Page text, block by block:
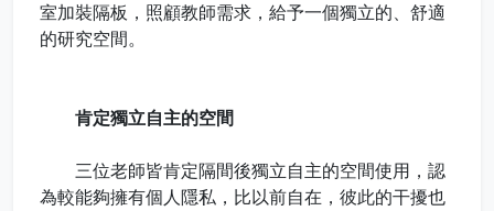
室加裝隔板，照顧教師需求，給予一個獨立的、舒適
的研究空間。
肯定獨立自主的空間
三位老師皆肯定隔間後獨立自主的空間使用，認
為較能夠擁有個人隱私，比以前自在，彼此的干擾也